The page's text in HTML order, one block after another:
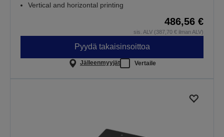
Vertical and horizontal printing
486,56 €
sis. ALV (387,70 € ilman ALV)
Pyydä takaisinsoittoa
Jälleenmyyjät Vertaile